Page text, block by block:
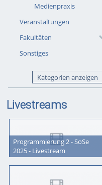
Medienpraxis
Veranstaltungen
Fakultäten
Sonstiges
Kategorien anzeigen
Livestreams
Programmierung 2 - SoSe
2025 - Livestream